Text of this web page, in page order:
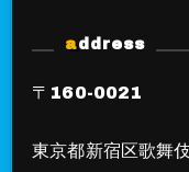
address
〒160-0021
東京都新宿区歌舞